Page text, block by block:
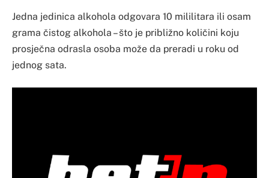
Jedna jedinica alkohola odgovara 10 mililitara ili osam
grama čistog alkohola – što je približno količini koju
prosječna odrasla osoba može da preradi u roku od
jednog sata.